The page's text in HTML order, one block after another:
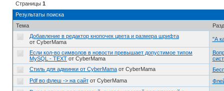
Страницы 1
Результаты поиска
Тема
Добавление в редактор кнопочек цвета и размера шрифта
от CyberMama
"А
Если кол-во символов в новости превышает допустимое типом
MySQL - TEXT от CyberMama
Стиль для админки от CyberMama от CyberMama
Pdf во флеш -> на сайт от CyberMama